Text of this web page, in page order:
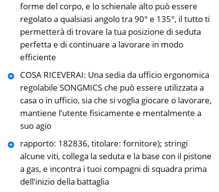
forme del corpo, e lo schienale alto può essere
regolato a qualsiasi angolo tra 90° e 135°, il tutto ti
permetterà di trovare la tua posizione di seduta
perfetta e di continuare a lavorare in modo
efficiente
COSA RICEVERAI: Una sedia da ufficio ergonomica
regolabile SONGMICS che può essere utilizzata a
casa o in ufficio, sia che si voglia giocare o lavorare,
mantiene l’utente fisicamente e mentalmente a
suo agio
rapporto: 182836, titolare: fornitore); stringi
alcune viti, collega la seduta e la base con il pistone
a gas, e incontra i tuoi compagni di squadra prima
dell’inizio della battaglia